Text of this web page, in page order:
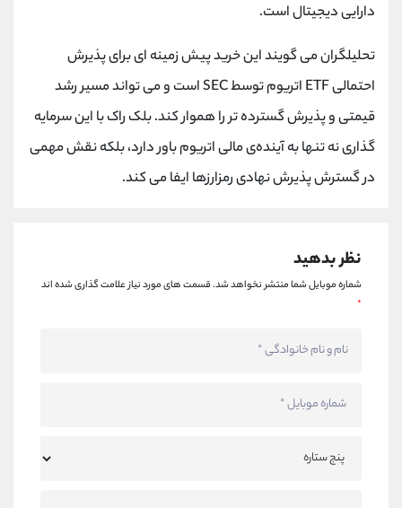
دارایی دیجیتال است.
تحلیلگران می گویند این خرید پیش زمینه ای برای پذیرش
احتمالی ETF‌ اتریوم توسط SEC است و می تواند مسیر رشد
قیمتی و پذیرش گسترده تر را هموار کند. بلک راک با این سرمایه
گذاری نه تنها به آینده‌ی مالی اتریوم باور دارد، بلکه نقش مهمی
در گسترش پذیرش نهادی رمزارزها ایفا می کند.
نظر بدهید
شماره موبایل شما منتشر نخواهد شد.قسمت های مورد نیاز علامت گذاری شده اند
*